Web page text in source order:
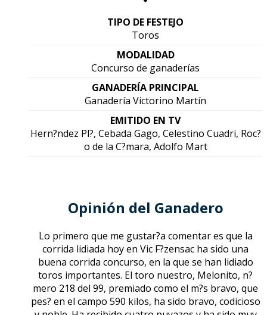
TIPO DE FESTEJO
Toros
MODALIDAD
Concurso de ganaderías
GANADERÍA PRINCIPAL
Ganadería Victorino Martín
EMITIDO EN TV
Hern?ndez Pl?, Cebada Gago, Celestino Cuadri, Roc?
o de la C?mara, Adolfo Mart
Opinión del Ganadero
Lo primero que me gustar?a comentar es que la
corrida lidiada hoy en Vic F?zensac ha sido una
buena corrida concurso, en la que se han lidiado
toros importantes. El toro nuestro, Melonito, n?
mero 218 del 99, premiado como el m?s bravo, que
pes? en el campo 590 kilos, ha sido bravo, codicioso